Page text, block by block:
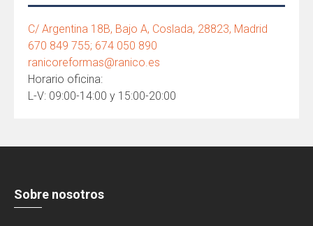
C/ Argentina 18B, Bajo A, Coslada, 28823, Madrid
670 849 755; 674 050 890
ranicoreformas@ranico.es
Horario oficina:
L-V: 09:00-14:00 y 15:00-20:00
Sobre nosotros